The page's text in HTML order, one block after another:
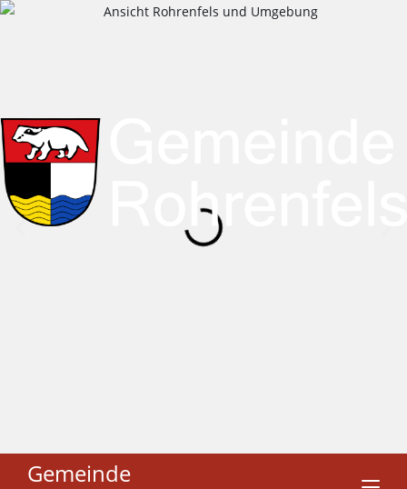
Gemeinde